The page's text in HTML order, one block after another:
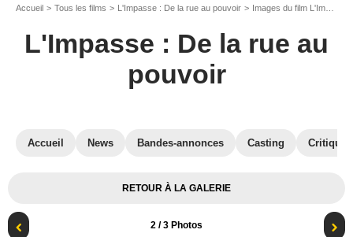
Accueil Tous les films L'Impasse : De la rue au pouvoir Images du film L'Impasse : De la rue au pouvoir
L'Impasse : De la rue au
pouvoir
Accueil News Bandes-annonces Casting
RETOUR À LA GALERIE
2 / 3 Photos